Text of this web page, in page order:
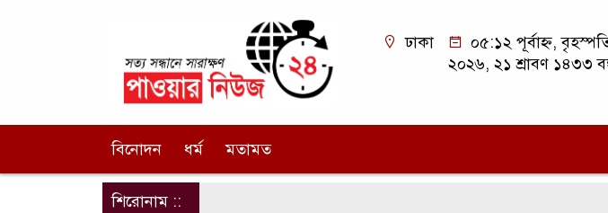
ঢাকা
০৫:১২ পূর্বাহ্ন,
২০২৬, ২১ শ্রাবণ ১৪৩৩
বিনোদন ধর্ম মতামত
শিরোনাম ::